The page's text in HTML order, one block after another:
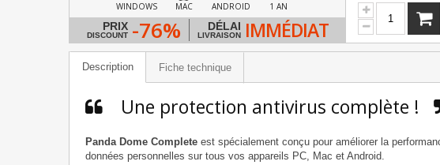
WINDOWS MAC ANDROID 1 AN
PRIX
DISCOUNT -76% DÉLAI
LIVRAISON IMMÉDIAT
Description Fiche technique
Une protection antivirus complète !
Panda Dome Complete est spécialement conçu pour améliorer la
données personnelles sur tous vos appareils PC, Mac et Android.